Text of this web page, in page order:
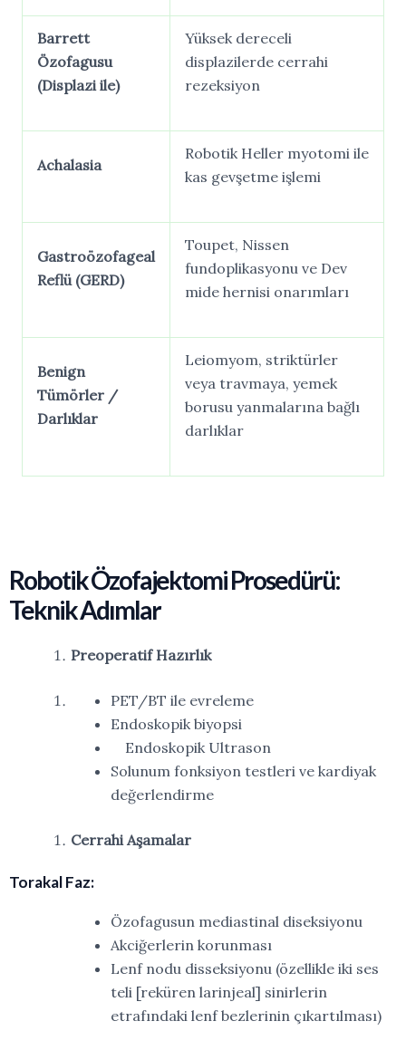
Barrett
Özofagusu
(Displaziile)
Yüksek dereceli
displazilerde cerrahi
rezeksiyon
Achalasia
Robotik Heller myotomi ile
kas gevşetme işlemi
Gastroözofageal
Reflü (GERD)
Toupet, Nissen
fundoplikasyonu ve Dev
mide hernisi onarımları
Benign
Tümörler /
Darlıklar
Leiomyom, striktürler
veya travmaya, yemek
borusu yanmalarına bağlı
darlıklar
RobotikÖzofajektomiProsedürü:
TeknikAdımlar
Preoperatif Hazırlık
PET/BT ile evreleme
Endoskopikbiyopsi
Endoskopik Ultrason
Solunum fonksiyon testleri ve kardiyak
değerlendirme
CerrahiAşamalar
TorakalFaz:
Özofagusun mediastinal diseksiyonu
Akciğerlerin korunması
Lenf nodu disseksiyonu (özellikle iki ses
teli [reküren larinjeal] sinirlerin
etrafındaki lenf bezlerinin çıkartılması)